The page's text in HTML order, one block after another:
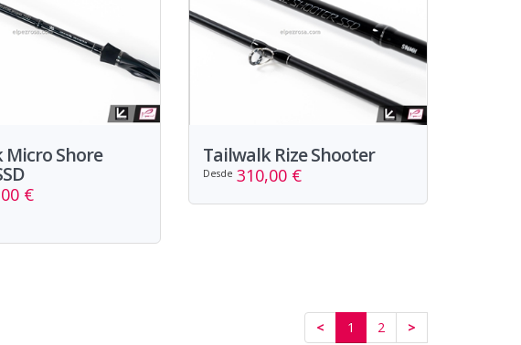
Shore
€
Tailwalk Rize Shooter
Desde 310,00 €
< 1 2 >